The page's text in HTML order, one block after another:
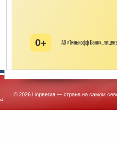
© 2026 Норвегия — страна на самом